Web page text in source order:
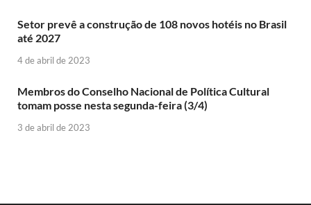
Setor prevê a construção de 108 novos hotéis no Brasil
até 2027
4 de abril de 2023
Membros do Conselho Nacional de Política Cultural
tomam posse nesta segunda-feira (3/4)
3 de abril de 2023